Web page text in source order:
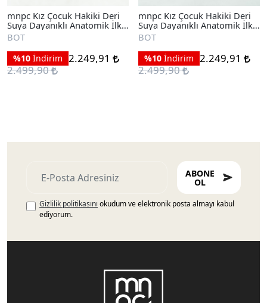
mnpc Kız Çocuk Hakiki Deri
Suya Dayanıklı Anatomik İlk
Adım Bot
BOT
%10 İndirim 2.249,91
2.499,90
mnpc Kız Çocuk Hakiki Deri
Suya Dayanıklı Anatomik İlk
Adım Bot
BOT
%10 İndirim 2.249,91
2.499,90
ABONE
OL
Gizlilik politikasını okudum ve elektronik posta almayı kabul
ediyorum.